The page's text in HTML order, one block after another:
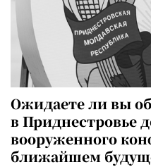
Ожидаете ли вы
в Приднестровье
вооруженного
ближайшем